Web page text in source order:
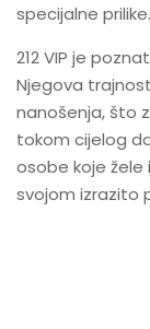
specijalne prilike.
212 VIP je
Njegova
nanošenja, što
tokom cijelog
osobe koje žele
svojom izrazito